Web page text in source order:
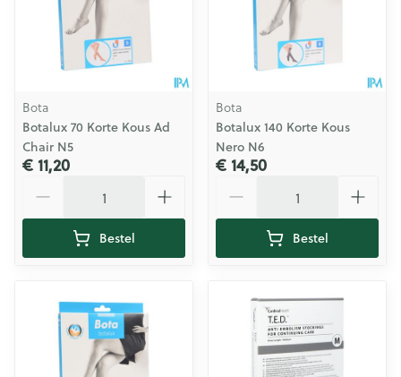
Bota
Botalux 70 Korte Kous Ad
Chair N5
€ 11,20
Bestel
Bota
Botalux 140 Korte Kous
Nero N6
€ 14,50
Bestel